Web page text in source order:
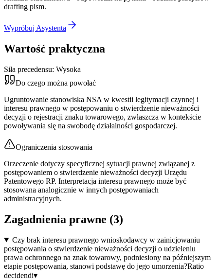
drafting pism.
Wypróbuj Asystenta
Wartość praktyczna
Siła precedensu: Wysoka
Do czego można powołać
Ugruntowanie stanowiska NSA w kwestii legitymacji czynnej i
interesu prawnego w postępowaniu o stwierdzenie nieważności
decyzji o rejestracji znaku towarowego, zwłaszcza w kontekście
powoływania się na swobodę działalności gospodarczej.
Ograniczenia stosowania
Orzeczenie dotyczy specyficznej sytuacji prawnej związanej z
postępowaniem o stwierdzenie nieważności decyzji Urzędu
Patentowego RP. Interpretacja interesu prawnego może być
stosowana analogicznie w innych postępowaniach
administracyjnych.
Zagadnienia prawne (3)
Czy brak interesu prawnego wnioskodawcy w zainicjowaniu
postępowania o stwierdzenie nieważności decyzji o udzieleniu
prawa ochronnego na znak towarowy, podniesiony na późniejszym
etapie postępowania, stanowi podstawę do jego umorzenia?Ratio
decidendi▾